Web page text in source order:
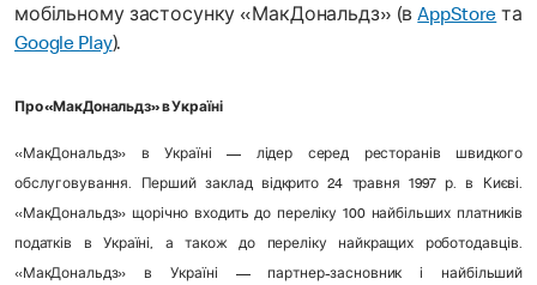
мобільному застосунку «МакДональдз» (вAppStore та
Google Play).
Про «МакДональдз» в Україні
«МакДональдз» в Україні — лідер серед ресторанів швидкого
обслуговування. Перший заклад відкрито 24 травня 1997 р. в Києві.
«МакДональдз» щорічно входить до переліку 100 найбільших платників
податків в Україні, а також до переліку найкращих роботодавців.
«МакДональдз» в Україні — партнер-засновник і найбільший